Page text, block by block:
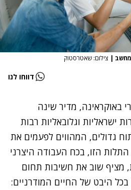
| צילום: שאטרסטוק
דווחו לנו
באוקראינה, מדיר שינה
ישראליות וגלובאליות רבות
גדולים, המהווים לפעמים את
הזו, בכח העבודה היצרני
מציף שוב את חשיבות תחום
היבט של החיים המודרניים: